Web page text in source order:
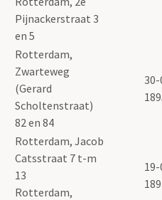
Pijnackerstraat 3
en 5
Rotterdam,
Zwarteweg
(Gerard
Scholtenstraat)
82 en 84
Rotterdam, Jacob
Catsstraat 7 t-m
13
Rotterdam,